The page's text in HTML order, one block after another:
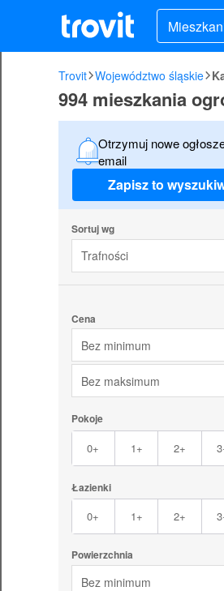
my
Trovit Województwo śląskie
994 mieszkania
Otrzymuj nowe
email
Zapisz to
Sortuj wg
Trafności
Cena
Bez minimum
Bez maksimum
Pokoje
0+ 1+ 2+
Łazienki
0+ 1+ 2+
Powierzchnia
Bez minimum